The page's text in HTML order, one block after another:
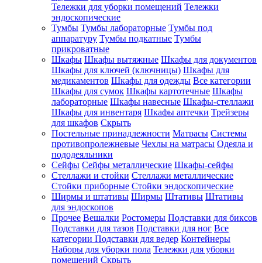
Тележки для уборки помещений Тележки
эндоскопические
Тумбы Тумбы лабораторные Тумбы под
аппаратуру Тумбы подкатные Тумбы
прикроватные
Шкафы Шкафы вытяжные Шкафы для документов
Шкафы для ключей (ключницы) Шкафы для
медикаментов Шкафы для одежды Все категории
Шкафы для сумок Шкафы картотечные Шкафы
лабораторные Шкафы навесные Шкафы-стеллажи
Шкафы для инвентаря Шкафы аптечки Трейзеры
для шкафов Скрыть
Постельные принадлежности Матрасы Системы
противопролежневые Чехлы на матрасы Одеяла и
пододеяльники
Сейфы Сейфы металлические Шкафы-сейфы
Стеллажи и стойки Стеллажи металлические
Стойки приборные Стойки эндоскопические
Ширмы и штативы Ширмы Штативы Штативы
для эндоскопов
Прочее Вешалки Ростомеры Подставки для биксов
Подставки для тазов Подставки для ног Все
категории Подставки для ведер Контейнеры
Наборы для уборки пола Тележки для уборки
помещений Скрыть